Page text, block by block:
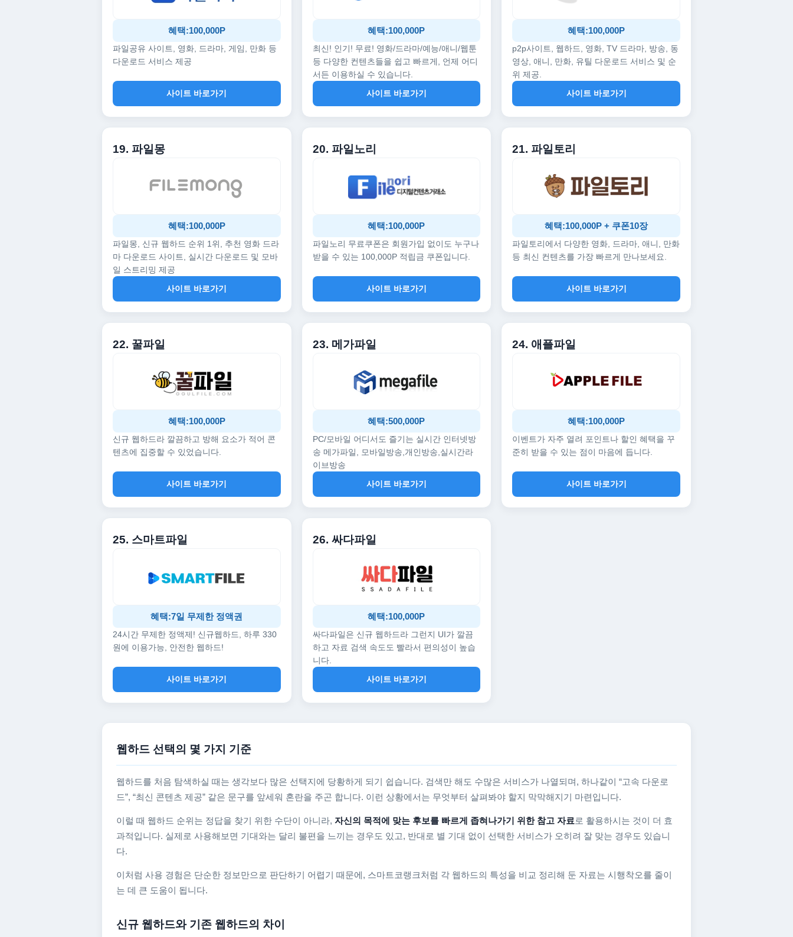
혜택:100,000P
파일공유 사이트, 영화, 드라마, 게임, 만화 등
다운로드 서비스 제공
사이트 바로가기
혜택:100,000P
최신! 인기! 무료! 영화/드라마/예능/애니/웹툰
등 다양한 컨텐츠들을 쉽고 빠르게, 언제 어디
서든 이용하실 수 있습니다.
사이트 바로가기
혜택:100,000P
p2p사이트, 웹하드, 영화, TV 드라마, 방송, 동
영상, 애니, 만화, 유틸 다운로드 서비스 및 순
위 제공.
사이트 바로가기
19. 파일몽
혜택:100,000P
파일몽, 신규 웹하드 순위 1위, 추천 영화 드라
마 다운로드 사이트, 실시간 다운로드 및 모바
일 스트리밍 제공
사이트 바로가기
20. 파일노리
혜택:100,000P
파일노리 무료쿠폰은 회원가입 없이도 누구나
받을 수 있는 100,000P 적립금 쿠폰입니다.
사이트 바로가기
21. 파일토리
혜택:100,000P + 쿠폰10장
파일토리에서 다양한 영화, 드라마, 애니, 만화
등 최신 컨텐츠를 가장 빠르게 만나보세요.
사이트 바로가기
22. 꿀파일
혜택:100,000P
신규 웹하드라 깔끔하고 방해 요소가 적어 콘
텐츠에 집중할 수 있었습니다.
사이트 바로가기
23. 메가파일
혜택:500,000P
PC/모바일 어디서도 즐기는 실시간 인터넷방
송 메가파일, 모바일방송,개인방송,실시간라
이브방송
사이트 바로가기
24. 애플파일
혜택:100,000P
이벤트가 자주 열려 포인트나 할인 혜택을 꾸
준히 받을 수 있는 점이 마음에 듭니다.
사이트 바로가기
25. 스마트파일
혜택:7일 무제한 정액권
24시간 무제한 정액제! 신규웹하드, 하루 330
원에 이용가능, 안전한 웹하드!
사이트 바로가기
26. 싸다파일
혜택:100,000P
싸다파일은 신규 웹하드라 그런지 UI가 깔끔
하고 자료 검색 속도도 빨라서 편의성이 높습
니다.
사이트 바로가기
웹하드 선택의 몇 가지 기준
웹하드를 처음 탐색하실 때는 생각보다 많은 선택지에 당황하게 되기 쉽습니다. 검색만 해도 수많은 서비스가 나열되며, 하나같이 “고속 다운로
드”, “최신 콘텐츠 제공” 같은 문구를 앞세워 혼란을 주곤 합니다. 이런 상황에서는 무엇부터 살펴봐야 할지 막막해지기 마련입니다.
이럴 때 웹하드 순위는 정답을 찾기 위한 수단이 아니라, 자신의 목적에 맞는 후보를 빠르게 좁혀나가기 위한 참고 자료 로 활용하시는 것이 더 효
과적입니다. 실제로 사용해보면 기대와는 달리 불편을 느끼는 경우도 있고, 반대로 별 기대 없이 선택한 서비스가 오히려 잘 맞는 경우도 있습니
다.
이처럼 사용 경험은 단순한 정보만으로 판단하기 어렵기 때문에, 스마트코랭크처럼 각 웹하드의 특성을 비교 정리해 둔 자료는 시행착오를 줄이
는 데 큰 도움이 됩니다.
신규 웹하드와 기존 웹하드의 차이